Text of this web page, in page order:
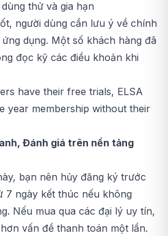
thử và gia hạn
người dùng cần lưu ý về chính
dụng. Một số khách hàng đã
đọc kỹ các điều khoản khi
have their free trials, ELSA
year membership without their
Đánh giá trên nền tảng
bạn nên hủy đăng ký trước
7 ngày kết thúc nếu không
Nếu mua qua các đại lý uy tín,
vấn đề thanh toán một lần.